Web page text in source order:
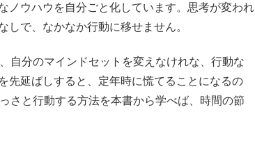
ノウハウを自分ごと化しています。思考が変われ
で、なかなか行動に移せません。
自分のマインドセットを変えなけれな、行動な
先延ばしすると、定年時に慌てることになるの
さと行動する方法を本書から学べば、時間の節